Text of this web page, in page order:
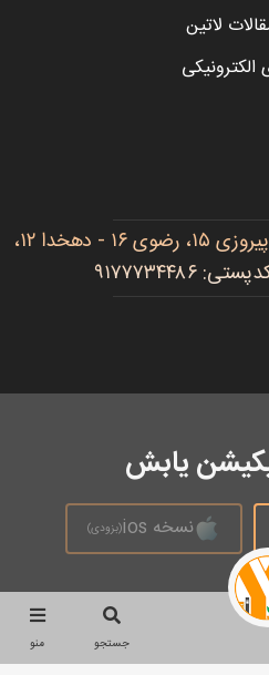
لاتین
جستجو منو
آدرس: مشهد، بلوار پیروزی، پیروزی ۱۵، رضوی ۱۶ - دهخدا ۱۲،
یابش
نسخه ios (بزودی)
است © 2026